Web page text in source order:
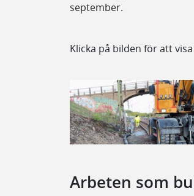
september.
Klicka på bilden för att
Arbeten som